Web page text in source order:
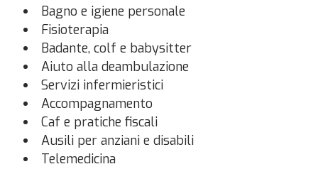
Bagno e igiene personale
Fisioterapia
Badante, colf e babysitter
Aiuto alla deambulazione
Servizi infermieristici
Accompagnamento
Caf e pratiche fiscali
Ausili per anziani e disabili
Telemedicina